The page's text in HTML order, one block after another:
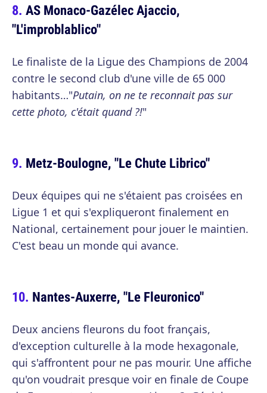
AS Monaco-Gazélec Ajaccio,
"L'improblablico"
Le finaliste de la Ligue des Champions de 2004
contre le second club d'une ville de 65 000
habitants…"Putain, on ne te reconnait pas sur
cette photo, c'était quand ?!"
Metz-Boulogne, "Le Chute Librico"
Deux équipes qui ne s'étaient pas croisées en
Ligue 1 et qui s'expliqueront finalement en
National, certainement pour jouer le maintien.
C'est beau un monde qui avance.
Nantes-Auxerre, "Le Fleuronico"
Deux anciens fleurons du foot français,
d'exception culturelle à la mode hexagonale,
qui s'affrontent pour ne pas mourir. Une affiche
qu'on voudrait presque voir en finale de Coupe